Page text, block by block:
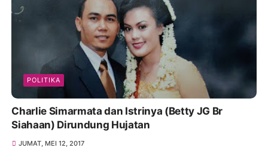
POLITIKA
Charlie Simarmata dan Istrinya (Betty JG Br
Siahaan) Dirundung Hujatan
JUMAT, MEI 12, 2017